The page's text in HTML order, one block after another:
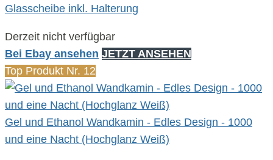
Glasscheibe inkl. Halterung
Derzeit nicht verfügbar
Bei Ebay ansehen JETZT ANSEHEN
Top Produkt Nr. 12
Gel und Ethanol Wandkamin - Edles Design - 1000
und eine Nacht (Hochglanz Weiß)